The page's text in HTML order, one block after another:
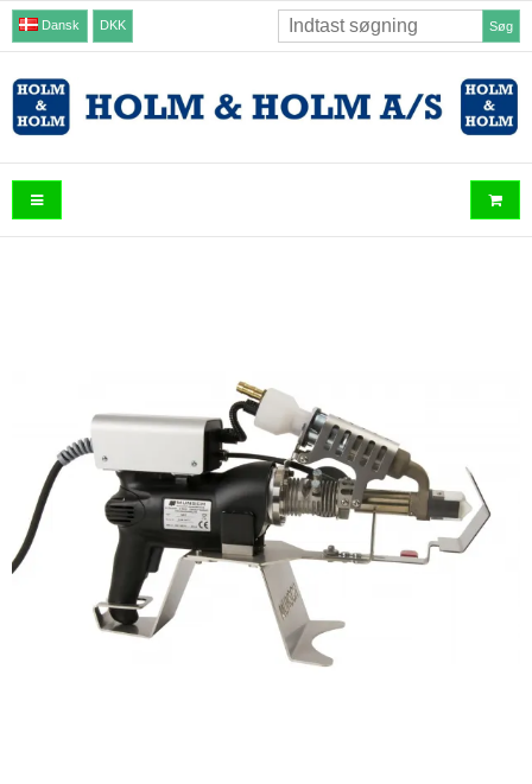
Dansk DKK Søg